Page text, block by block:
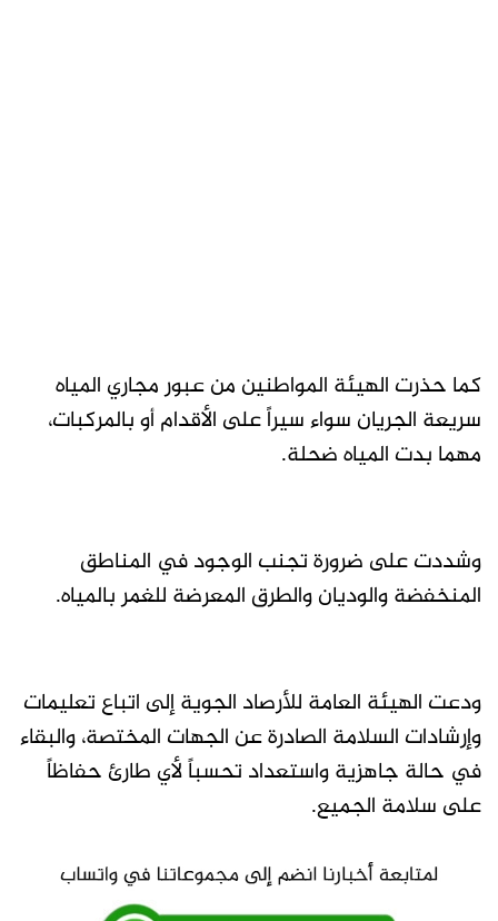
كما حذرت الهيئة المواطنين من عبور مجاري المياه
سريعة الجريان سواء سيراً على الأقدام أو بالمركبات،
مهما بدت المياه ضحلة.
وشددت على ضرورة تجنب الوجود في المناطق
المنخفضة والوديان والطرق المعرضة للغمر بالمياه.
ودعت الهيئة العامة للأرصاد الجوية إلى اتباع تعليمات
وإرشادات السلامة الصادرة عن الجهات المختصة، والبقاء
في حالة جاهزية واستعداد تحسباً لأي طارئ حفاظاً
على سلامة الجميع.